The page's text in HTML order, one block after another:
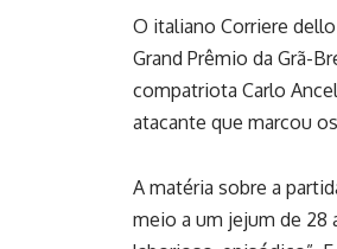
O italiano Corriere
Grand Prêmio da Grã-
compatriota Carlo
atacante que marcou
A matéria sobre a
meio a um jejum de 28